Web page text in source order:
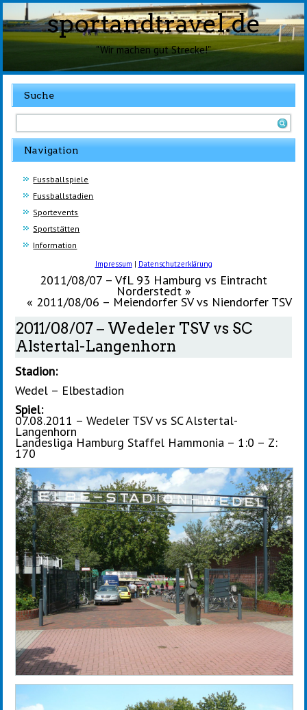
sportandtravel.de
"Wir machen gut Strecke!"
Suche
Navigation
Fussballspiele
Fussballstadien
Sportevents
Sportstätten
Information
Impressum | Datenschutzerklärung
2011/08/07 – VfL 93 Hamburg vs Eintracht
Norderstedt»
« 2011/08/06 – Meiendorfer SV vs Niendorfer TSV
2011/08/07 – Wedeler TSV vs SC
Alstertal-Langenhorn
Stadion:
Wedel – Elbestadion
Spiel:
07.08.2011 – Wedeler TSV vs SC Alstertal-
Langenhorn
Landesliga Hamburg Staffel Hammonia – 1:0 – Z:
170